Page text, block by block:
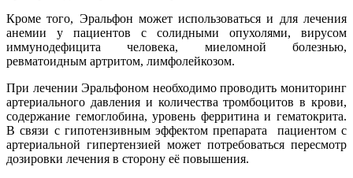
Кроме того, Эральфон может использоваться и для лечения
анемии у пациентов с солидными опухолями, вирусом
иммунодефицита человека, миеломной болезнью,
ревматоидным артритом, лимфолейкозом.
При лечении Эральфоном необходимо проводить мониторинг
артериального давления и количества тромбоцитов в крови,
содержание гемоглобина, уровень ферритина и гематокрита.
В связи с гипотензивным эффектом препарата пациентом с
артериальной гипертензией может потребоваться пересмотр
дозировки лечения в сторону её повышения.